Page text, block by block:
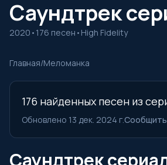
Саундтрек
2020 • 176 песен • High Fidelity
Главная/Меломанка
176 найденных песен из
Обновлено 13 дек. 2024 г.
Саундтрек